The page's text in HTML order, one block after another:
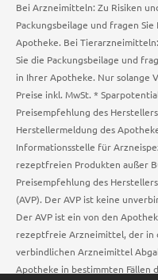
Bei Arzneimitteln: Zu Risiken
Packungsbeilage und fragen
Apotheke. Bei
Sie die Packungsbeilage und
in Ihrer Apotheke. Nur solange
Preise inkl. MwSt. *
Preisempfehlung des
Herstellermeldung des
Informationsstelle für
rezeptfreien Produkten außer
Preisempfehlung des
(AVP). Der AVP ist keine
Der AVP ist ein von den
rezeptfreie Arzneimittel, der in
verbindlichen Arzneimittel
Apotheke in bestimmten Fällen